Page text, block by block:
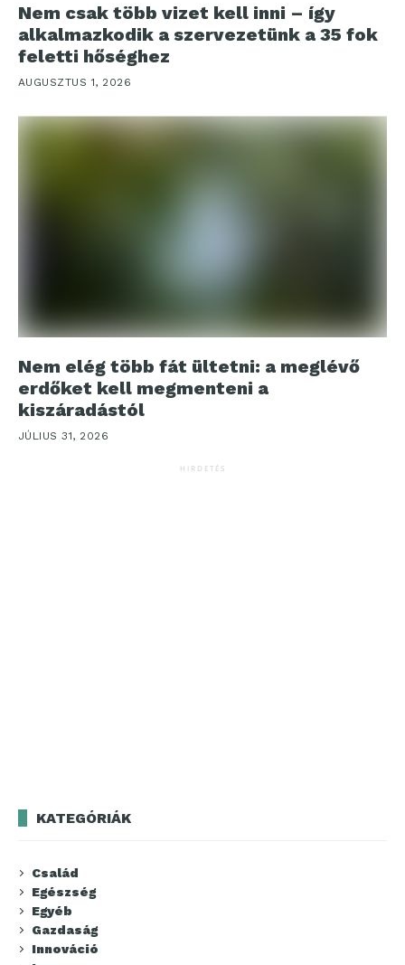
Nem csak több vizet kell inni – így
alkalmazkodik a szervezetünk a 35 fok
feletti hőséghez
AUGUSZTUS 1, 2026
Nem elég több fát ültetni: a meglévő
erdőket kell megmenteni a
kiszáradástól
JÚLIUS 31, 2026
HIRDETÉS
KATEGÓRIÁK
Család
Egészség
Egyéb
Gazdaság
Innováció